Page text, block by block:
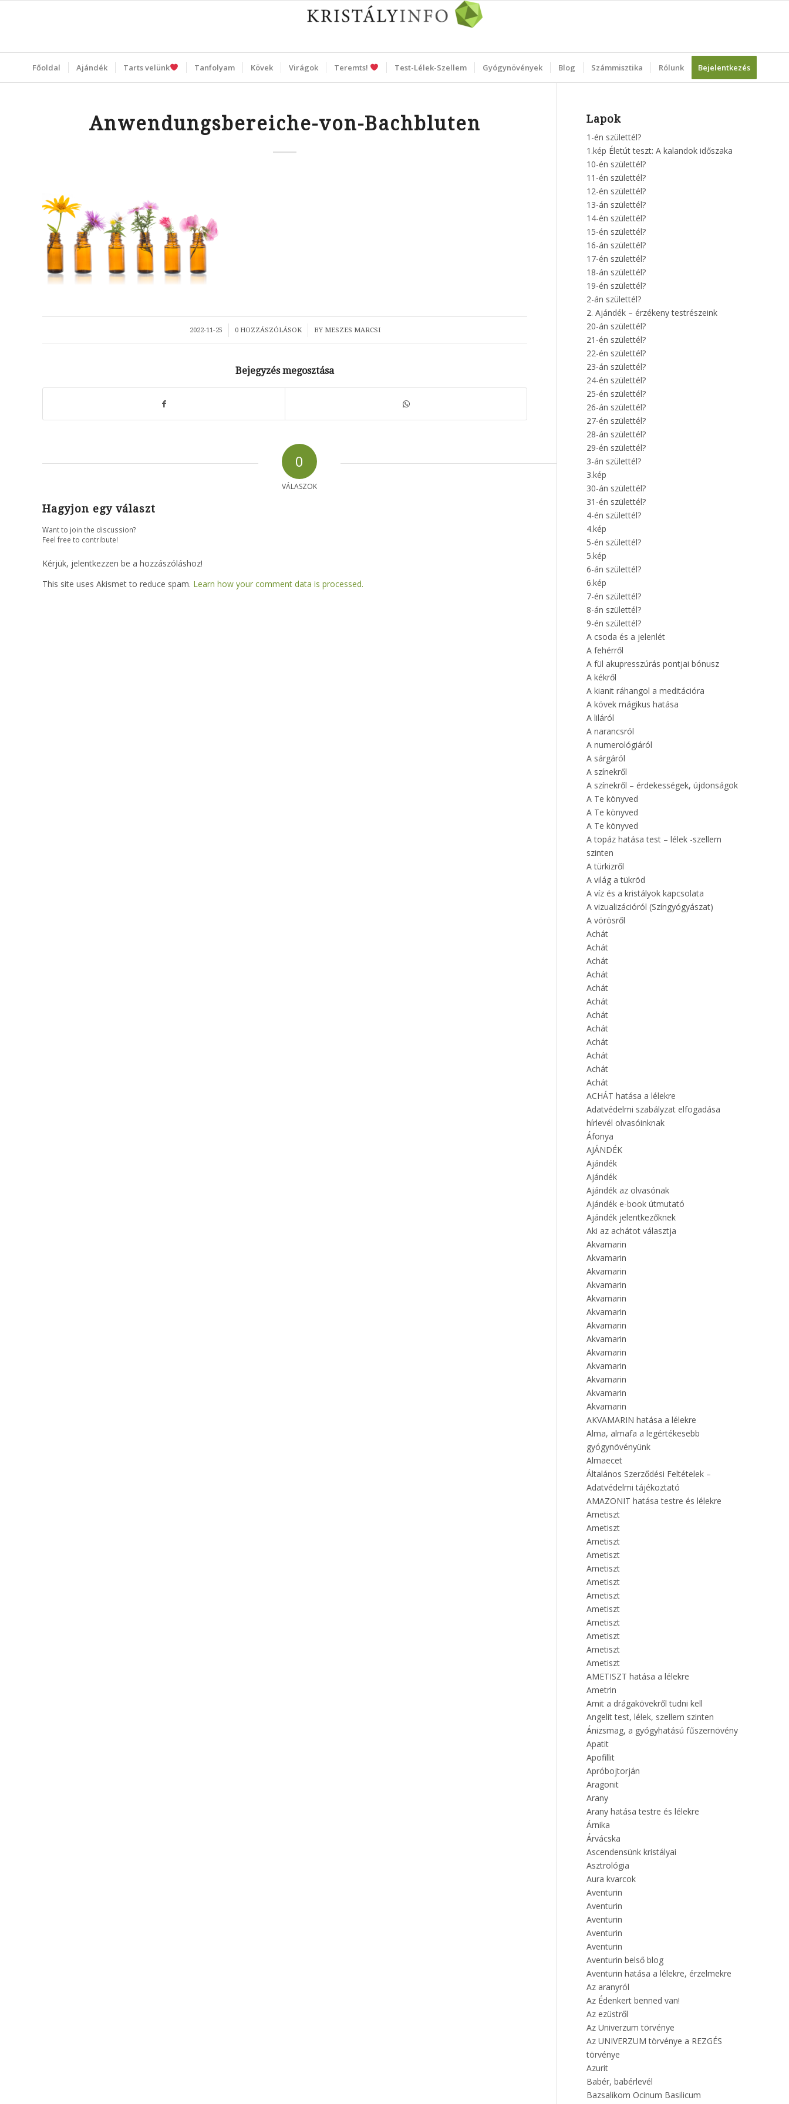
Főoldal Ajándék Tarts velünk Tanfolyam Kövek Virágok Teremts! Test-Lélek-Szellem Gyógynövények Blog Számmisztika Rólunk Bejelentkezés
Anwendungsbereiche-von-Bachbluten
2022-11-25
/ 0 HOZZÁSZÓLÁSOK
/ BY MESZES MARCSI
Bejegyzés megosztása
0
VÁLASZOK
Hagyjon egy választ
Want to join the discussion?
Feel free to contribute!
Kérjük, jelentkezzen be a hozzászóláshoz!
This site uses Akismet to reduce spam. Learn how your comment data is processed.
Lapok
1-én születtél?
1.kép Életút teszt: A kalandok időszaka
10-én születtél?
11-én születtél?
12-én születtél?
13-án születtél?
14-én születtél?
15-én születtél?
16-án születtél?
17-én születtél?
18-án születtél?
19-én születtél?
2-án születtél?
2. Ajándék – érzékeny testrészeink
20-án születtél?
21-én születtél?
22-én születtél?
23-án születtél?
24-én születtél?
25-én születtél?
26-án születtél?
27-én születtél?
28-án születtél?
29-én születtél?
3-án születtél?
3.kép
30-án születtél?
31-én születtél?
4-én születtél?
4.kép
5-én születtél?
5.kép
6-án születtél?
6.kép
7-én születtél?
8-án születtél?
9-én születtél?
A csoda és a jelenlét
A fehérről
A fül akupresszúrás pontjai bónusz
A kékről
A kianit ráhangol a meditációra
A kövek mágikus hatása
A liláról
A narancsról
A numerológiáról
A sárgáról
A színekről
A színekről – érdekességek, újdonságok
A Te könyved
A Te könyved
A Te könyved
A topáz hatása test – lélek -szellem
szinten
A türkizről
A világ a tükröd
A víz és a kristályok kapcsolata
A vizualizációról (Színgyógyászat)
A vörösről
Achát
Achát
Achát
Achát
Achát
Achát
Achát
Achát
Achát
Achát
Achát
Achát
ACHÁT hatása a lélekre
Adatvédelmi szabályzat elfogadása
hírlevél olvasóinknak
Áfonya
AJÁNDÉK
Ajándék
Ajándék
Ajándék az olvasónak
Ajándék e-book útmutató
Ajándék jelentkezőknek
Aki az achátot választja
Akvamarin
Akvamarin
Akvamarin
Akvamarin
Akvamarin
Akvamarin
Akvamarin
Akvamarin
Akvamarin
Akvamarin
Akvamarin
Akvamarin
Akvamarin
AKVAMARIN hatása a lélekre
Alma, almafa a legértékesebb
gyógynövényünk
Almaecet
Általános Szerződési Feltételek –
Adatvédelmi tájékoztató
AMAZONIT hatása testre és lélekre
Ametiszt
Ametiszt
Ametiszt
Ametiszt
Ametiszt
Ametiszt
Ametiszt
Ametiszt
Ametiszt
Ametiszt
Ametiszt
Ametiszt
AMETISZT hatása a lélekre
Ametrin
Amit a drágakövekről tudni kell
Angelit test, lélek, szellem szinten
Ánizsmag, a gyógyhatású fűszernövény
Apatit
Apofillit
Apróbojtorján
Aragonit
Arany
Arany hatása testre és lélekre
Árnika
Árvácska
Ascendensünk kristályai
Asztrológia
Aura kvarcok
Aventurin
Aventurin
Aventurin
Aventurin
Aventurin
Aventurin belső blog
Aventurin hatása a lélekre, érzelmekre
Az aranyról
Az Édenkert benned van!
Az ezüstről
Az Univerzum törvénye
Az UNIVERZUM törvénye a REZGÉS
törvénye
Azurit
Babér, babérlevél
Bazsalikom Ocinum Basilicum